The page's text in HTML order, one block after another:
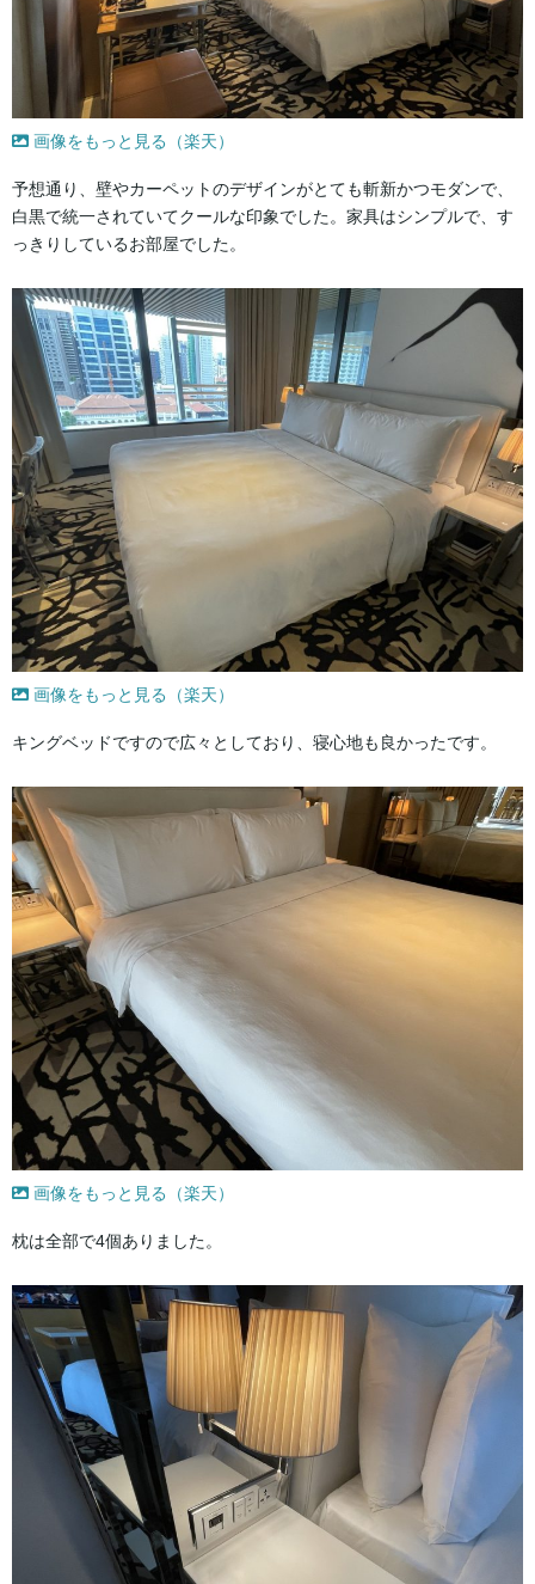
画像をもっと見る（楽天）
予想通り、壁やカーペットのデザインがとても斬新かつモダンで、
白黒で統一されていてクールな印象でした。家具はシンプルで、す
っきりしているお部屋でした。
画像をもっと見る（楽天）
キングベッドですので広々としており、寝心地も良かったです。
画像をもっと見る（楽天）
枕は全部で4個ありました。